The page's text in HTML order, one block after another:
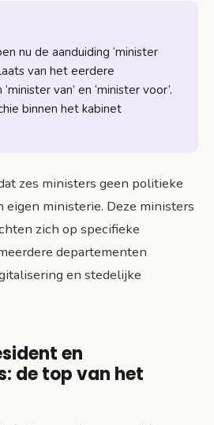
nu de aanduiding ‘minister
van het eerdere
van’ en ‘minister voor’.
binnen het kabinet
zes ministers geen politieke
eigen ministerie. Deze ministers
zich op specifieke
departementen
en stedelijke
en
de top van het